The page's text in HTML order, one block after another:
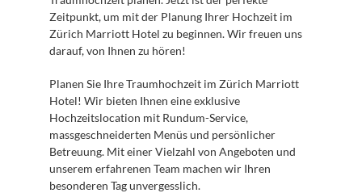
Zeitpunkt, um mit der Planung Ihrer Hochzeit im
Zürich Marriott Hotel zu beginnen. Wir freuen uns
darauf, von Ihnen zu hören!
Planen Sie Ihre Traumhochzeit im Zürich Marriott
Hotel! Wir bieten Ihnen eine exklusive
Hochzeitslocation mit Rundum-Service,
massgeschneiderten Menüs und persönlicher
Betreuung. Mit einer Vielzahl von Angeboten und
unserem erfahrenen Team machen wir Ihren
besonderen Tag unvergesslich.